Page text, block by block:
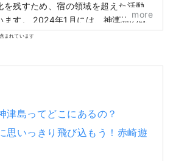
を残すため、宿の領域を超えた活動
には、神津島の観
【まるっと！神津島】をリリース！
く、海外のお客様にも神津島の本当
知ってもらい、島の人と仲良くなる
more
まれています
津島ってどこにあるの？
思いっきり飛び込もう！赤崎遊